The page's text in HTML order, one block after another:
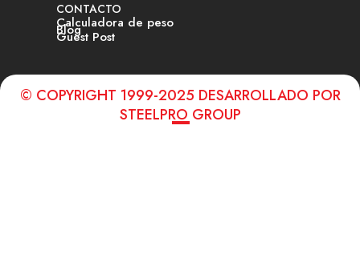
CONTACTO
Calculadora de peso
Blog
Guest Post
© COPYRIGHT 1999-2025 DESARROLLADO POR
STEELPRO GROUP